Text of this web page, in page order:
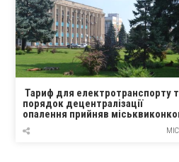
Тариф для електротранспорту
порядок децентралізації
опалення прийняв
Кам’янського